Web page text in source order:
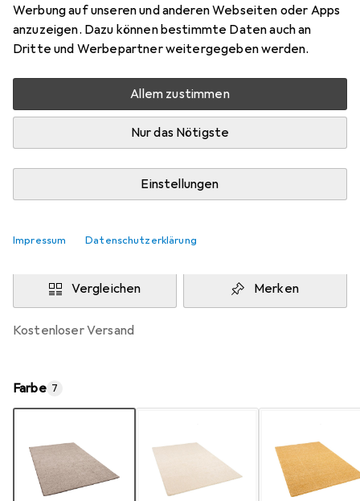
Werbung auf unseren und anderen Webseiten oder Apps
anzuzeigen. Dazu können bestimmte Daten auch an
Dritte und Werbepartner weitergegeben werden.
Allem zustimmen
Nur das Nötigste
Einstellungen
Impressum Datenschutzerklärung
14
Bewertungen Marke
Mehr von Snapstyle
Mehr als 10 Stück an Lager beim Drittanbieter
Lieferort angeben für genaue Lieferzeit
teppichversand24DE
In den Warenkorb
Vergleichen Merken
kostenloser Versand
Farbe 7